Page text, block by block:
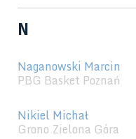
N
Naganowski Marcin
PBG Basket Poznań
Nikiel Michał
Grono Zielona Góra